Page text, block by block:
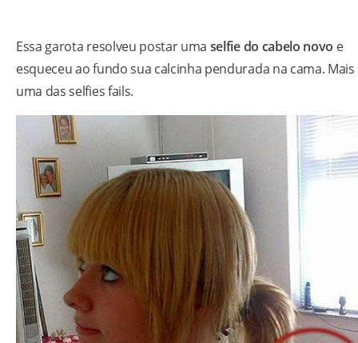
Essa garota resolveu postar uma selfie do cabelo novo e
esqueceu ao fundo sua calcinha pendurada na cama. Mais
uma das selfies fails.